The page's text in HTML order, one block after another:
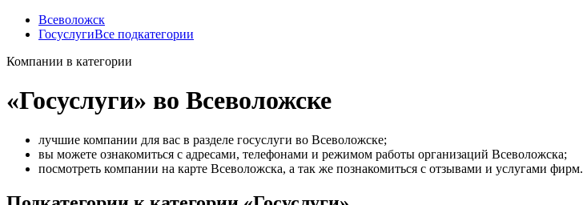
Всеволожск
ГосуслугиВсе подкатегории
Компании в категории
«Госуслуги» во Всеволожске
лучшие компании для вас в разделе госуслуги во Всеволожске;
вы можете ознакомиться с адресами, телефонами и режимом работы организаций Всеволожска;
посмотреть компании на карте Всеволожска, а так же познакомиться с отзывами и услугами фирм.